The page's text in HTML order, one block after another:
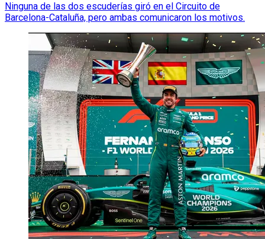
Ninguna de las dos escuderías giró en el Circuito de
Barcelona-Cataluña, pero ambas comunicaron los motivos.